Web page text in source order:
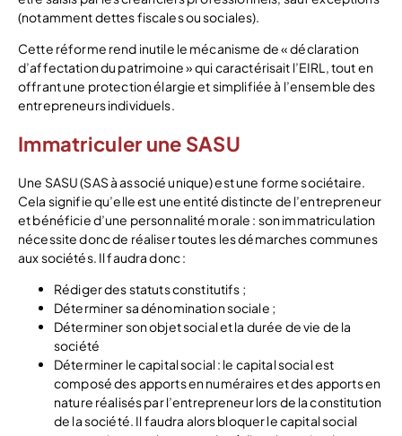
(notamment dettes fiscales ou sociales).
Cette réforme rend inutile le mécanisme de « déclaration
d’affectation du patrimoine » qui caractérisait l’EIRL, tout en
offrant une protection élargie et simplifiée à l’ensemble des
entrepreneurs individuels.
Immatriculer une SASU
Une SASU (SAS à associé unique) est une forme sociétaire.
Cela signifie qu’elle est une entité distincte de l’entrepreneur
et bénéficie d’une personnalité morale : son immatriculation
nécessite donc de réaliser toutes les démarches communes
aux sociétés. Il faudra donc :
Rédiger des statuts constitutifs ;
Déterminer sa dénomination sociale ;
Déterminer son objet social et la durée de vie de la
société
Déterminer le capital social : le capital social est
composé des apports en numéraires et des apports en
nature réalisés par l’entrepreneur lors de la constitution
de la société. Il faudra alors bloquer le capital social